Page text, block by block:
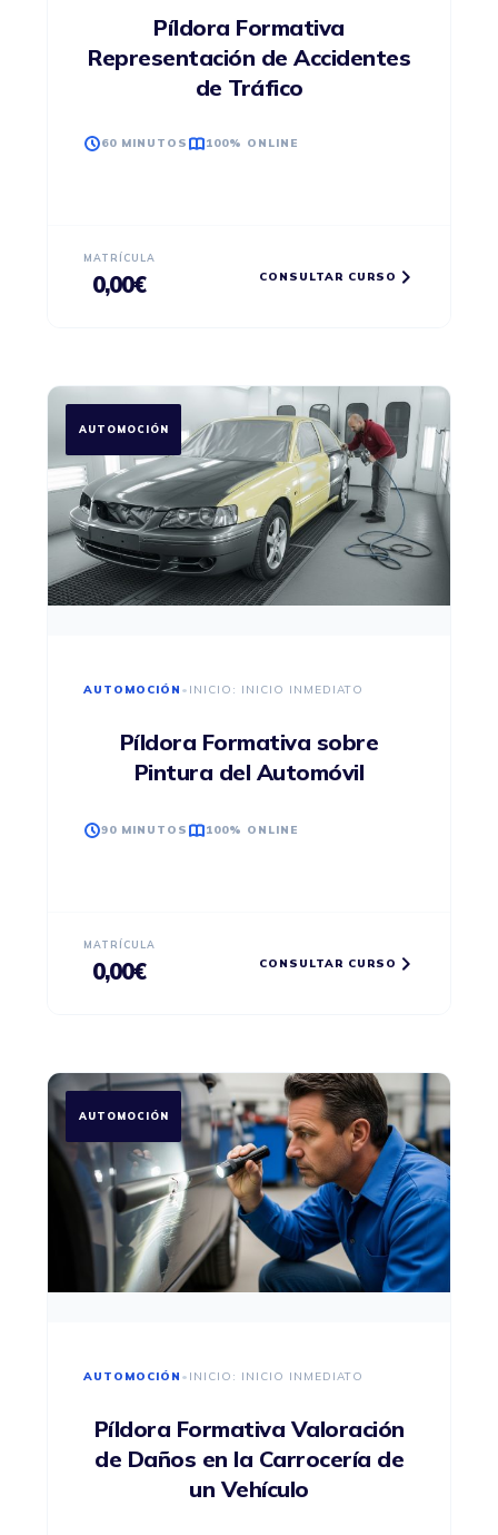
Píldora Formativa
Representación de Accidentes
de Tráfico
60 MINUTOS 100% ONLINE
MATRÍCULA
0,00€ CONSULTAR CURSO
AUTOMOCIÓN
AUTOMOCIÓN • INICIO: INICIO INMEDIATO
Píldora Formativa sobre
Pintura del Automóvil
90 MINUTOS 100% ONLINE
MATRÍCULA
0,00€ CONSULTAR CURSO
AUTOMOCIÓN
AUTOMOCIÓN • INICIO: INICIO INMEDIATO
Píldora Formativa Valoración
de Daños en la Carrocería de
un Vehículo